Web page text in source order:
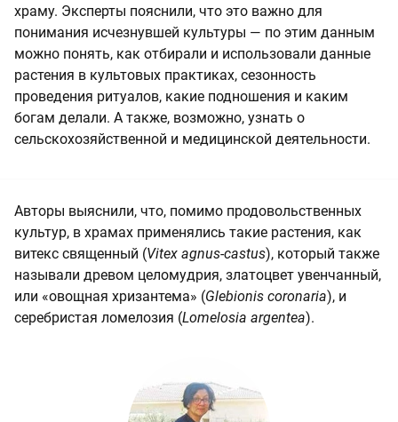
храму. Эксперты пояснили, что это важно для
понимания исчезнувшей культуры — по этим данным
можно понять, как отбирали и использовали данные
растения в культовых практиках, сезонность
проведения ритуалов, какие подношения и каким
богам делали. А также, возможно, узнать о
сельскохозяйственной и медицинской деятельности.
Авторы выяснили, что, помимо продовольственных
культур, в храмах применялись такие растения, как
витекс священный (Vitex agnus-castus), который также
называли древом целомудрия, златоцвет увенчанный,
или «овощная хризантема» (Glebionis coronaria), и
серебристая ломелозия (Lomelosia argentea).